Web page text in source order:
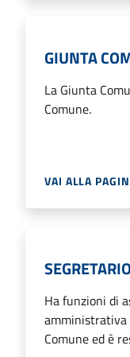
GIUNTA
La Giunta
Comune.
VAI ALLA
Ha funzioni di
amministrativa
Comune ed è